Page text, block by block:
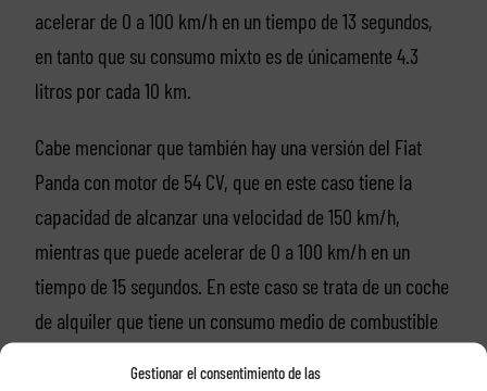
Gestionar el consentimiento de las
acelerar de 0 a 100 km/h en un tiempo de 13 segundos,
en tanto que su consumo mixto es de únicamente 4.3
litros por cada 10 km.
Cabe mencionar que también hay una versión del Fiat
Panda con motor de 54 CV, que en este caso tiene la
capacidad de alcanzar una velocidad de 150 km/h,
mientras que puede acelerar de 0 a 100 km/h en un
tiempo de 15 segundos. En este caso se trata de un coche
de alquiler que tiene un consumo medio de combustible